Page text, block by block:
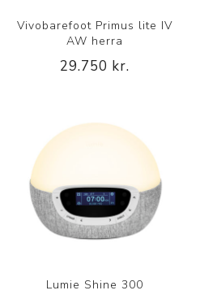
Vivobarefoot Primus lite IV
AW herra
29.750 kr.
Lumie Shine 300